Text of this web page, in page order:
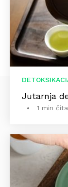
Jutarnja
1 min